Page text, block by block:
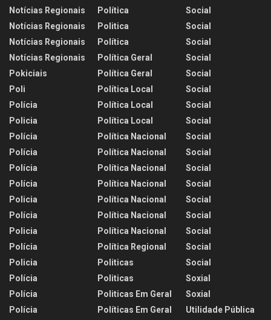
Notícias Regionais
Notícias Regionais
Notícias Regionais
Notícias Regionais
Pokiciais
Poli
Polícia
Policia
Polícia
Polícia
Polícia
Polícia
Policia
Polícia
Policia
Polícia
Policia
Polícia
Polícia
Polícia
Política
Politica
Política
Política Geral
Política Geral
Política Local
Política Local
Política Local
Política Nacional
Política Nacional
Política Nacional
Política Nacional
Política Nacional
Política Nacional
Política Nacional
Política Regional
Politicas
Politicas
Politicas Em Geral
Políticas Em Geral
Social
Social
Social
Social
Social
Social
Social
Social
Social
Social
Social
Social
Social
Social
Social
Social
Social
Soxial
Soxial
Utilidade Pública